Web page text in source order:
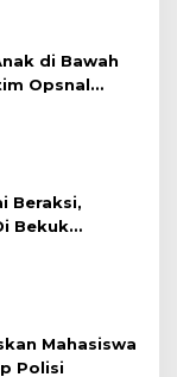
di Bawah
Opsnal
Polda Riau
Beraksi,
Bekuk
Mahasiswa
Polisi